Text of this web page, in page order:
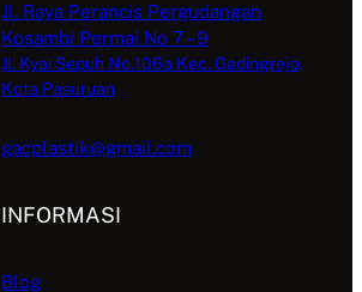
Jl. Raya Perancis Pergudangan
Kosambi Permai No 7 – 9
Jl. Kyai Sepuh No.106a Kec. Gadingrejo,
Kota Pasuruan
gacplastik@gmail.com
INFORMASI
Blog